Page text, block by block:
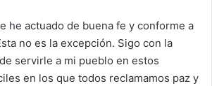
he actuado de buena fe y conforme a
no es la excepción. Sigo con la
servirle a mi pueblo en estos
en los que todos reclamamos paz y